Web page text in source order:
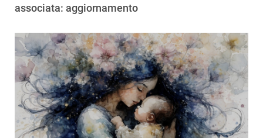
associata: aggiornamento